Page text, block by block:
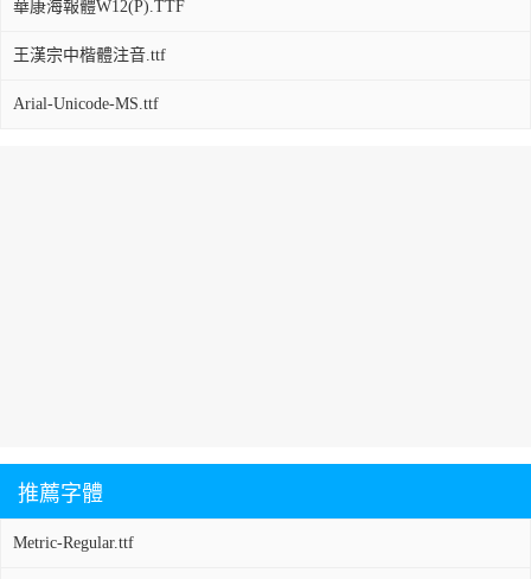
華康海報體W12(P).TTF
王漢宗中楷體注音.ttf
Arial-Unicode-MS.ttf
推薦字體
Metric-Regular.ttf